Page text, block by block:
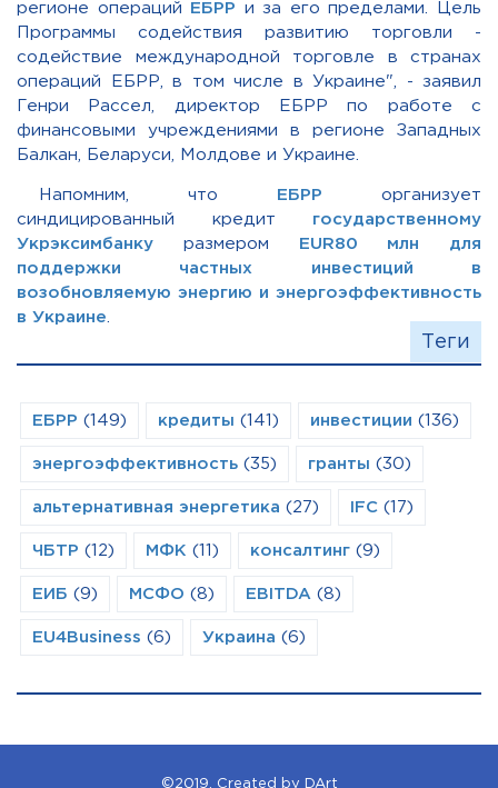
регионе операций
ЕБРР и за его пределами. Цель
Программы содействия развитию торговли -
содействие международной торговле в странах
операций ЕБРР, в том числе в Украине", - заявил
Генри Рассел, директор ЕБРР по работе с
финансовыми учреждениями в регионе Западных
Балкан, Беларуси, Молдове и Украине.
Напомним, что ЕБРР организует
синдицированный кредит государственному
Укрэксимбанку размером
EUR80 млн для
поддержки частных инвестиций в
возобновляемую энергию и энергоэффективность
в Украине
Теги
ЕБРР (149) кредиты (141) инвестиции (136)
энергоэффективность (35) гранты (30)
альтернативная энергетика (27) IFC (17)
ЧБТР (12) МФК (11) консалтинг (9)
ЕИБ (9) МСФО (8) EBITDA (8)
EU4Business (6) Украина (6)
©2019. Created by DArt